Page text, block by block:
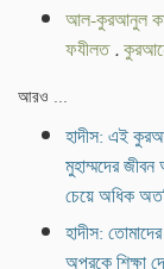
আল-কুরআনুল
ফযীলত.
আরও ...
হাদীস: এই
মুহাম্মদের
চেয়ে অধিক
হাদীস:
অপরকে শিক্ষা